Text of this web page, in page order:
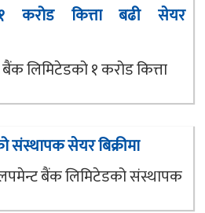
करोड कित्ता बढी सेयर
लिमिटेडको १ करोड कित्ता
संस्थापक सेयर बिक्रीमा
बैंक लिमिटेडको संस्थापक